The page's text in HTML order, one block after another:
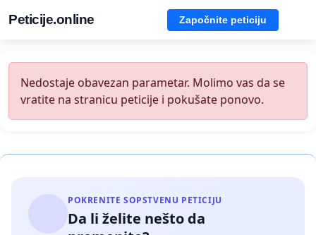
Peticije.online Započnite peticiju
Nedostaje obavezan parametar. Molimo vas da se
vratite na stranicu peticije i pokušate ponovo.
POKRENITE SOPSTVENU PETICIJU
Da li želite nešto da